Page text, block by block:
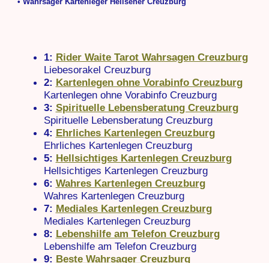
1: Rider Waite Tarot Wahrsagen Creuzburg
Liebesorakel Creuzburg
2: Kartenlegen ohne Vorabinfo Creuzburg
Kartenlegen ohne Vorabinfo Creuzburg
3: Spirituelle Lebensberatung Creuzburg
Spirituelle Lebensberatung Creuzburg
4: Ehrliches Kartenlegen Creuzburg
Ehrliches Kartenlegen Creuzburg
5: Hellsichtiges Kartenlegen Creuzburg
Hellsichtiges Kartenlegen Creuzburg
6: Wahres Kartenlegen Creuzburg
Wahres Kartenlegen Creuzburg
7: Mediales Kartenlegen Creuzburg
Mediales Kartenlegen Creuzburg
8: Lebenshilfe am Telefon Creuzburg
Lebenshilfe am Telefon Creuzburg
9: Beste Wahrsager Creuzburg